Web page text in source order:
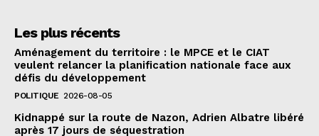
Les plus récents
Aménagement du territoire : le MPCE et le CIAT
veulent relancer la planification nationale face aux
défis du développement
POLITIQUE 2026-08-05
Kidnappé sur la route de Nazon, Adrien Albatre libéré
après 17 jours de séquestration